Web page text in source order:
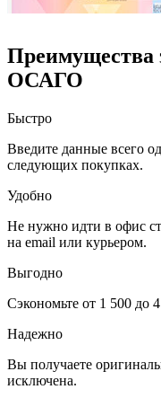
Преимущества
ОСАГО
Быстро
Введите данные всего
следующих покупках.
Удобно
Не нужно идти в офис
на email или курьером.
Выгодно
Сэкономьте от 1 500
Надежно
Вы получаете
исключена.